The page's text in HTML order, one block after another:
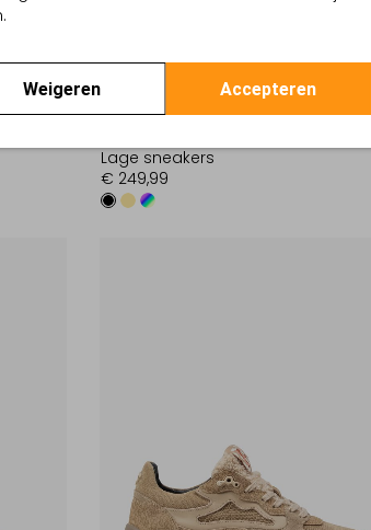
Weigeren Accepteren
Lage sneakers
€ 249,99